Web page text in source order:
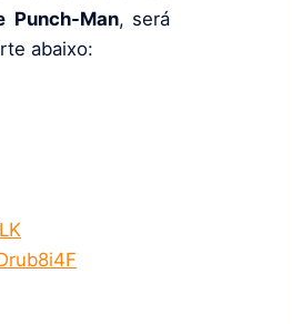
Punch-Man, será
abaixo: